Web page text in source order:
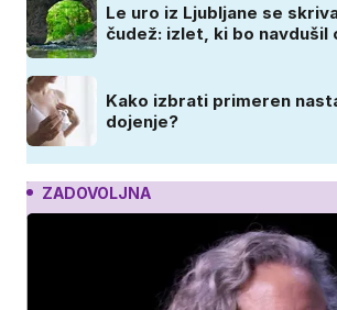
Le uro iz Ljubljane se
čudež: izlet, ki bo navdušil
Kako izbrati primeren
dojenje?
ZADOVOLJNA